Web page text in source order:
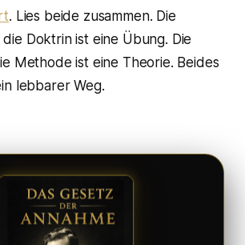
. Lies beide zusammen. Die
Doktrin ist eine Übung. Die
Methode ist eine Theorie. Beides
lebbarer Weg.